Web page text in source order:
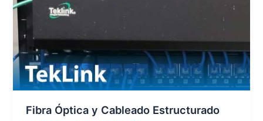
Fibra Óptica y Cableado Estructurado